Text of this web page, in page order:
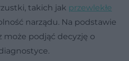
takich jak przewlekłe
narządu. Na podstawie
podjąć decyzję o